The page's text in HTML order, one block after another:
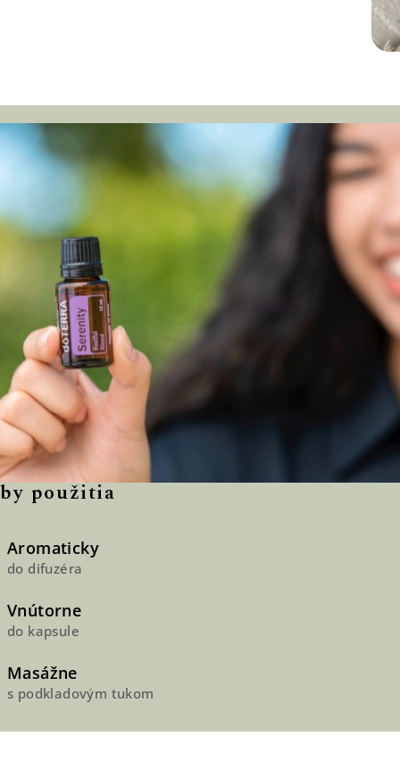
použitia
Aromaticky
do difuzéra
Vnútorne
do kapsule
Masážne
s podkladovým tukom